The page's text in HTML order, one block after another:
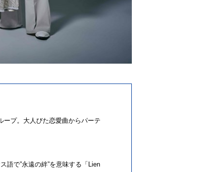
ープ。大人びた恋愛曲からパーテ
語で”永遠の絆”を意味する「Lien